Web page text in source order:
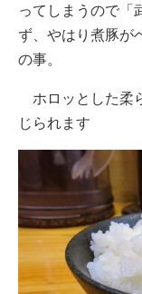
ってしまうので「
ず、やはり煮豚が
の事。
ホロッとした柔
じられます